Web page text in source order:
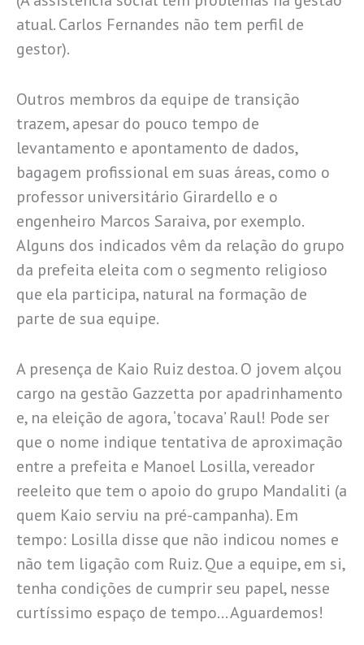
atual. Carlos Fernandes não tem perfil de
gestor).
Outros membros da equipe de transição
trazem, apesar do pouco tempo de
levantamento e apontamento de dados,
bagagem profissional em suas áreas, como o
professor universitário Girardello e o
engenheiro Marcos Saraiva, por exemplo.
Alguns dos indicados vêm da relação do grupo
da prefeita eleita com o segmento religioso
que ela participa, natural na formação de
parte de sua equipe.
A presença de Kaio Ruiz destoa. O jovem alçou
cargo na gestão Gazzetta por apadrinhamento
e, na eleição de agora, ‘tocava’ Raul! Pode ser
que o nome indique tentativa de aproximação
entre a prefeita e Manoel Losilla, vereador
reeleito que tem o apoio do grupo Mandaliti (a
quem Kaio serviu na pré-campanha). Em
tempo: Losilla disse que não indicou nomes e
não tem ligação com Ruiz. Que a equipe, em si,
tenha condições de cumprir seu papel, nesse
curtíssimo espaço de tempo… Aguardemos!